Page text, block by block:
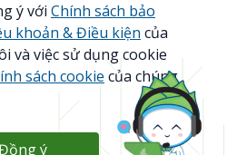
Copyright. All Rights
0107867370
ý với Chính sách bảo
khoản & Điều kiện của
và việc sử dụng cookie
sách cookie của chúng
ý